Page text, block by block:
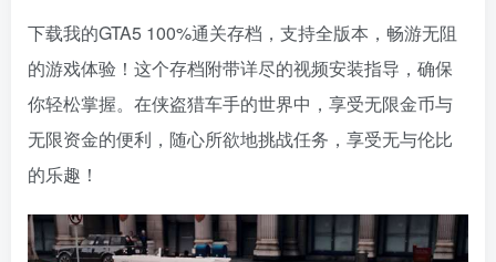
下载我的GTA5 100%通关存档，支持全版本，畅游无阻
的游戏体验！这个存档附带详尽的视频安装指导，确保
你轻松掌握。在侠盗猎车手的世界中，享受无限金币与
无限资金的便利，随心所欲地挑战任务，享受无与伦比
的乐趣！